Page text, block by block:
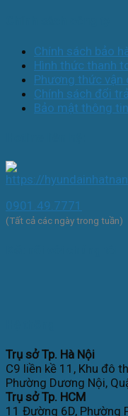
Chính sách bảo
Hình thức thanh
Phương thức vận
Chính sách đổi
Bảo mật thông tin
0901.49.7771
(Tất cả các ngày trong tuần)
Trụ sở Tp. Hà Nội
C9 liền kề 11, Khu đô
Phường Dương Nội,
Trụ sở Tp. HCM
11 Đường 6D, Phường